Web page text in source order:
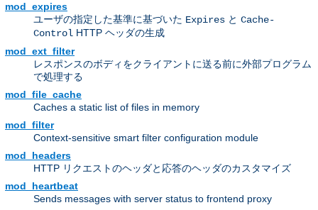
mod_expires
ユーザの指定した基準に基づいた Expires と Cache-
Control HTTP ヘッダの生成
mod_ext_filter
レスポンスのボディをクライアントに送る前に外部プログラム
で処理する
mod_file_cache
Caches a static list of files in memory
mod_filter
Context-sensitive smart filter configuration module
mod_headers
HTTP リクエストのヘッダと応答のヘッダのカスタマイズ
mod_heartbeat
Sends messages with server status to frontend proxy